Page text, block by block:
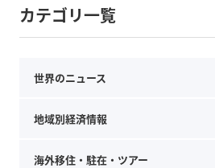
カテゴリ一覧
世界のニュース
地域別経済情報
海外移住・駐在・ツアー